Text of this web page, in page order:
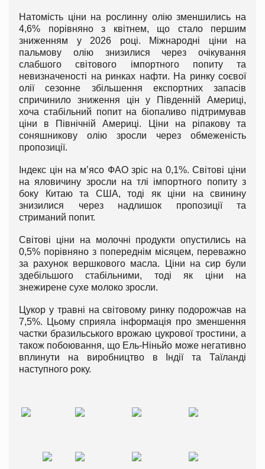
Натомість ціни на рослинну олію зменшились на
4,6% порівняно з квітнем, що стало першим
зниженням у 2026 році. Міжнародні ціни на
пальмову олію знизилися через очікування
слабшого світового імпортного попиту та
невизначеності на ринках нафти. На ринку соєвої
олії сезонне збільшення експортних запасів
спричинило зниження цін у Південній Америці,
хоча стабільний попит на біопаливо підтримував
ціни в Північній Америці. Ціни на ріпакову та
соняшникову олію зросли через обмеженість
пропозиції.
Індекс цін на м’ясо ФАО зріс на 0,1%. Світові ціни
на яловичину зросли на тлі імпортного попиту з
боку Китаю та США, тоді як ціни на свинину
знизилися через надлишок пропозиції та
стриманий попит.
Світові ціни на молочні продукти опустились на
0,5% порівняно з попереднім місяцем, переважно
за рахунок вершкового масла. Ціни на сир були
здебільшого стабільними, тоді як ціни на
знежирене сухе молоко зросли.
Цукор у травні на світовому ринку подорожчав на
7,5%. Цьому сприяла інформація про зменшення
частки бразильського врожаю цукрової тростини, а
також побоювання, що Ель-Ніньйо може негативно
вплинути на виробництво в Індії та Таїланді
наступного року.